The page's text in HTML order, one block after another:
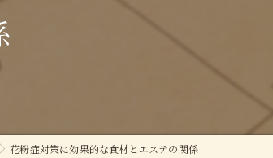
花粉症対策に効果的な食材とエステの関係